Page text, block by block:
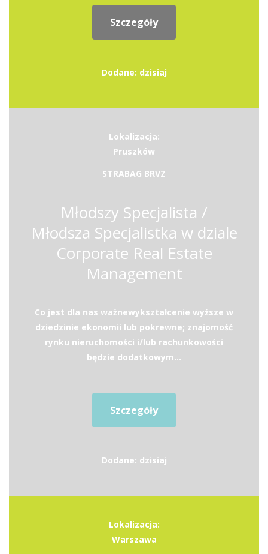
Szczegóły
Dodane: dzisiaj
Lokalizacja:
Pruszków
STRABAG BRVZ
Młodszy Specjalista /
Młodsza Specjalistka w dziale
Corporate Real Estate
Management
Co jest dla nas ważnewykształcenie wyższe w
dziedzinie ekonomii lub pokrewne; znajomość
rynku nieruchomości i/lub rachunkowości
będzie dodatkowym...
Szczegóły
Dodane: dzisiaj
Lokalizacja:
Warszawa